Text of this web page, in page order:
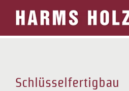
Inhalt
springen
Schlüsselfertigbau